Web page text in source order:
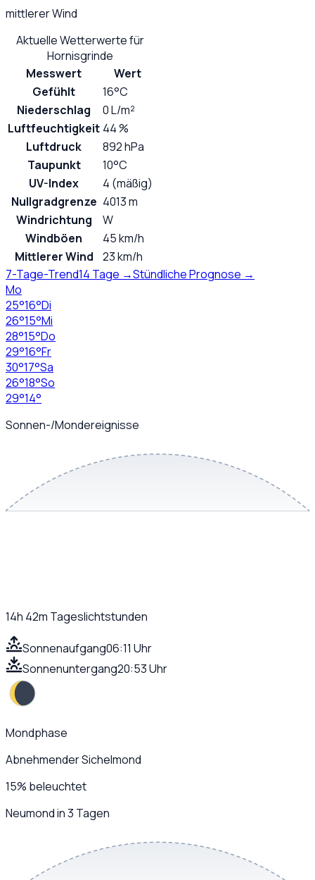
mittlerer Wind
Aktuelle Wetterwerte für
Hornisgrinde
Messwert
Wert
Gefühlt
16°C
Niederschlag
0 L/m²
Luftfeuchtigkeit 44 %
Luftdruck
892 hPa
Taupunkt
10°C
UV-Index
4 (mäßig)
Nullgradgrenze 4013 m
Windrichtung
W
Windböen
45 km/h
Mittlerer Wind
23 km/h
7-Tage-Trend14 Tage →Stündliche Prognose →
Mo
25°16°Di
26°15°Mi
28°15°Do
29°16°Fr
30°17°Sa
26°18°So
29°14°
Sonnen-/Mondereignisse
14h 42m Tageslichtstunden
Sonnenaufgang06:11 Uhr
Sonnenuntergang20:53 Uhr
Mondphase
Abnehmender Sichelmond
15% beleuchtet
Neumond in 3 Tagen